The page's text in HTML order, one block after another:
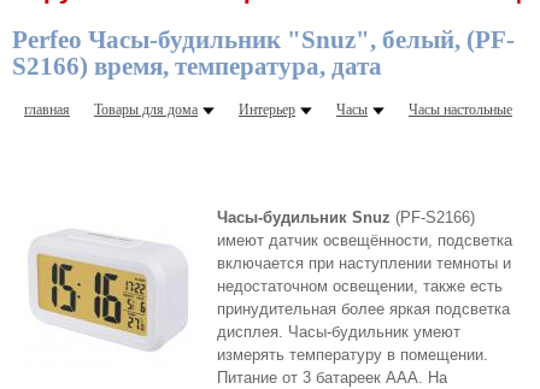
Perfeo Часы-будильник "Snuz", белый, (PF-
S2166) время, температура, дата
главная Товары для дома Интерьер Часы Часы настольные
Часы-будильник Snuz (PF-S2166)
имеют датчик освещённости, подсветка
включается при наступлении темноты и
недостаточном освещении, также есть
принудительная более яркая подсветка
дисплея. Часы-будильник умеют
измерять температуру в помещении.
Питание от 3 батареек ААА. На